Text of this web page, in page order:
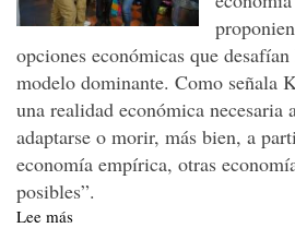
opciones económicas que
modelo dominante. Como señala
una realidad económica necesaria
adaptarse o morir, más bien, a
economía empírica, otras
posibles”.
Lee más